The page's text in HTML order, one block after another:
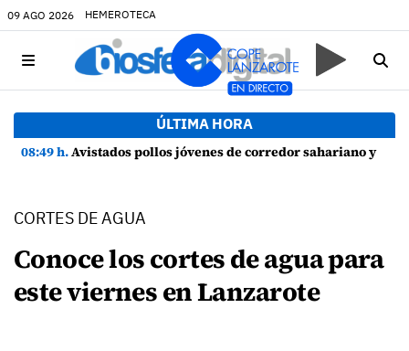
09 AGO 2026 HEMEROTECA
ÚLTIMA HORA
08:49 h.Avistados pollos jóvenes de corredor sahariano y episodios de cortejo de hubara cerca del rally de Lanzarote
CORTES DE AGUA
Conoce los cortes de agua para
este viernes en Lanzarote